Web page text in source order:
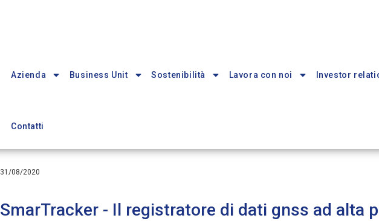
navigation
Azienda Business Unit Sostenibilità Lavora con noi Investor
Contatti
31/08/2020
SmarTracker - Il registratore di dati gnss ad alta